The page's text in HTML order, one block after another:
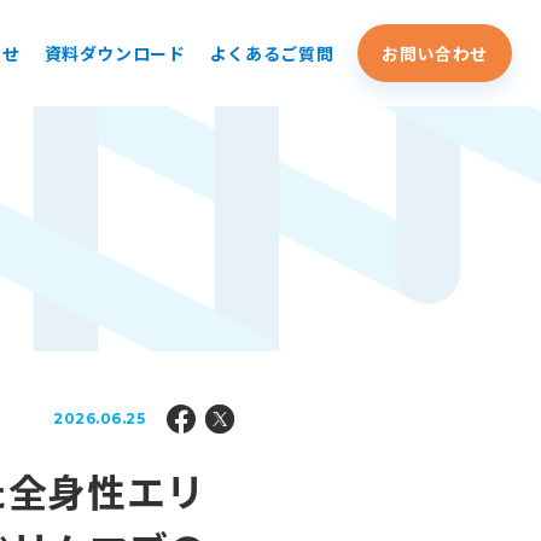
資料ダウンロード よくあるご質問 お問い合わせ
2026.06.25
身性エリ